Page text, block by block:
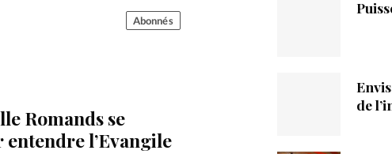
Changemement d'adresse
Abonnés
Romands se
l’Evangile
de